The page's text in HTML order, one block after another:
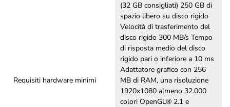
Requisiti hardware minimi
(32 GB consigliati) 250 GB di
spazio libero su disco rigido
Velocità di trasferimento del
disco rigido 300 MB/s Tempo
di risposta medio del disco
rigido pari o inferiore a 10 ms
Adattatore grafico con 256
MB di RAM, una risoluzione
1920x1080 almeno 32.000
colori OpenGL® 2.1 e